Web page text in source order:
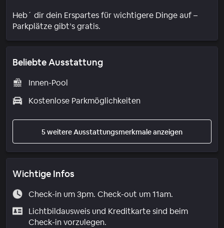
Heb´ dir dein Erspartes für wichtigere Dinge auf –
Parkplätze gibt’s gratis.
Beliebte Ausstattung
Innen-Pool
Kostenlose Parkmöglichkeiten
5 weitere Ausstattungsmerkmale anzeigen
Wichtige Infos
Check-in um 3pm. Check-out um 11am.
Lichtbildausweis und Kreditkarte sind beim
Check-in vorzulegen.